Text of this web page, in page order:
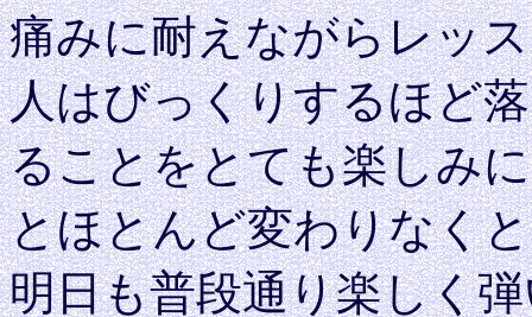
痛みに耐えながらレッ
人はびっくりするほど
ることをとても楽しみ
とほとんど変わりなく
明日も普段通り楽しく